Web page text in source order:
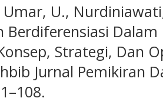
Umar, U.,
Berdiferensiasi
Strategi, Dan
Jurnal Pemikiran